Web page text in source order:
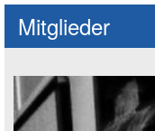
Mitglieder